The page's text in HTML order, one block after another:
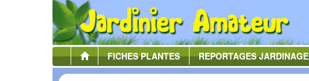
FICHESPLANTES REPORTAGESJARDINAGE